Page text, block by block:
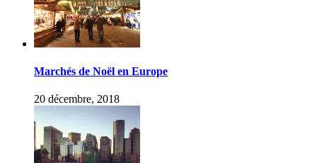
Marchés de Noël en Europe
20 décembre, 2018